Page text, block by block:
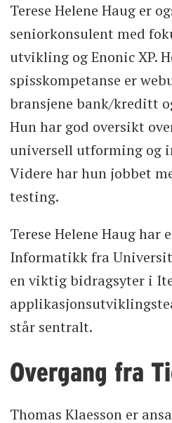
Terese Helene Haug er
seniorkonsulent med
utvikling og Enonic XP.
spisskompetanse er
bransjene bank/kreditt
Hun har god oversikt
universell utforming og
Videre har hun jobbet
testing.
Terese Helene Haug har
Informatikk fra
en viktig bidragsyter i
står sentralt.
Overgang fra
Thomas Klaesson er